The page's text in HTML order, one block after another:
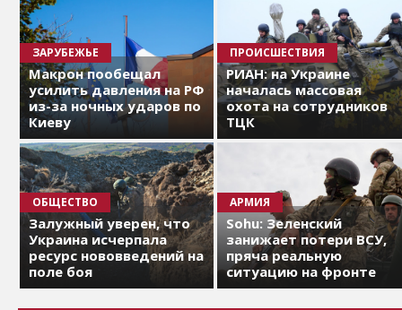
ЗАРУБЕЖЬЕ
Макрон пообещал
усилить давления на РФ
из-за ночных ударов по
Киеву
ПРОИСШЕСТВИЯ
РИАН: на Украине
началась массовая
охота на сотрудников
ТЦК
ОБЩЕСТВО
Залужный уверен, что
Украина исчерпала
ресурс нововведений на
поле боя
АРМИЯ
Sohu: Зеленский
занижает потери ВСУ,
пряча реальную
ситуацию на фронте